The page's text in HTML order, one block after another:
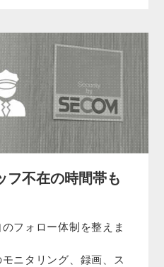
フ不在の時間帯も
フォロー体制を整えま
ニタリング、録画、ス